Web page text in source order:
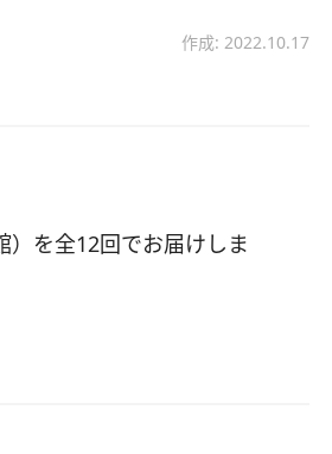
作成: 2022.10.17
）を全12回でお届けしま